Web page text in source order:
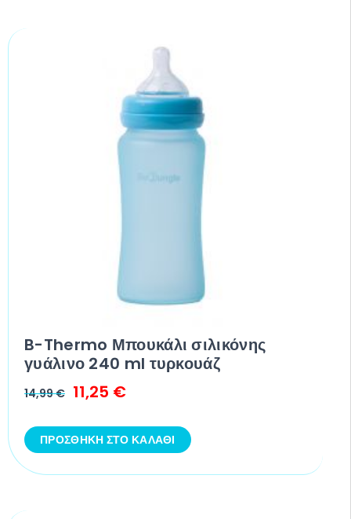
B-Thermo Μπουκάλι σιλικόνης
γυάλινο 240 ml τυρκουάζ
14,99€ 11,25 €
ΠΡΟΣΘΉΚΗ ΣΤΟ ΚΑΛΆΘΙ